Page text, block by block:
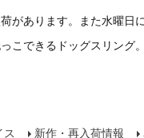
があります。また水曜日
こできるドッグスリング
ス 新作・再入荷情報